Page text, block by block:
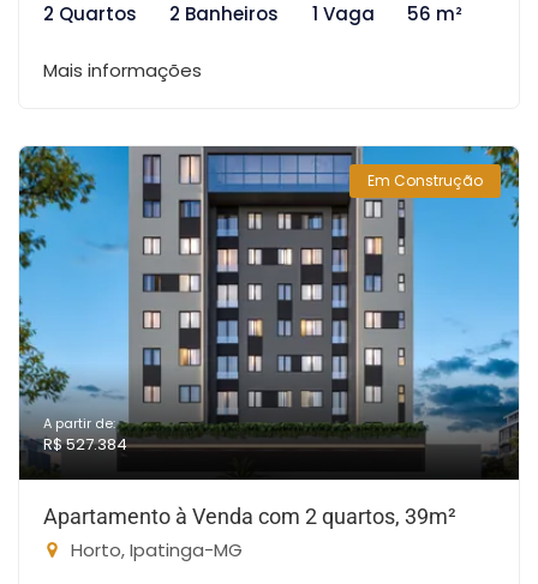
2 Quartos
2 Banheiros 1 Vaga 56 m²
Mais informações
Em Construção
A partir de:
R$ 527.384
Apartamento à Venda com 2 quartos, 39m²
Horto, Ipatinga-MG